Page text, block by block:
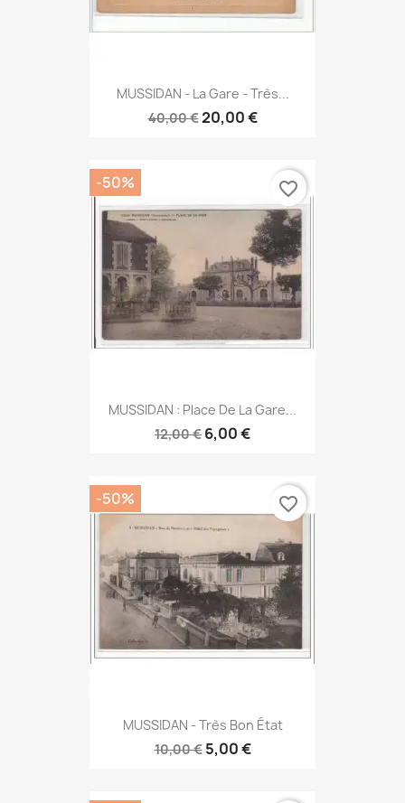
MUSSIDAN - La Gare - Très...
40,00 €20,00 €
MUSSIDAN : Place De La Gare...
12,00 € 6,00 €
-50% favorite_border
MUSSIDAN - Très Bon État
10,00 € 5,00 €
-50% favorite_border